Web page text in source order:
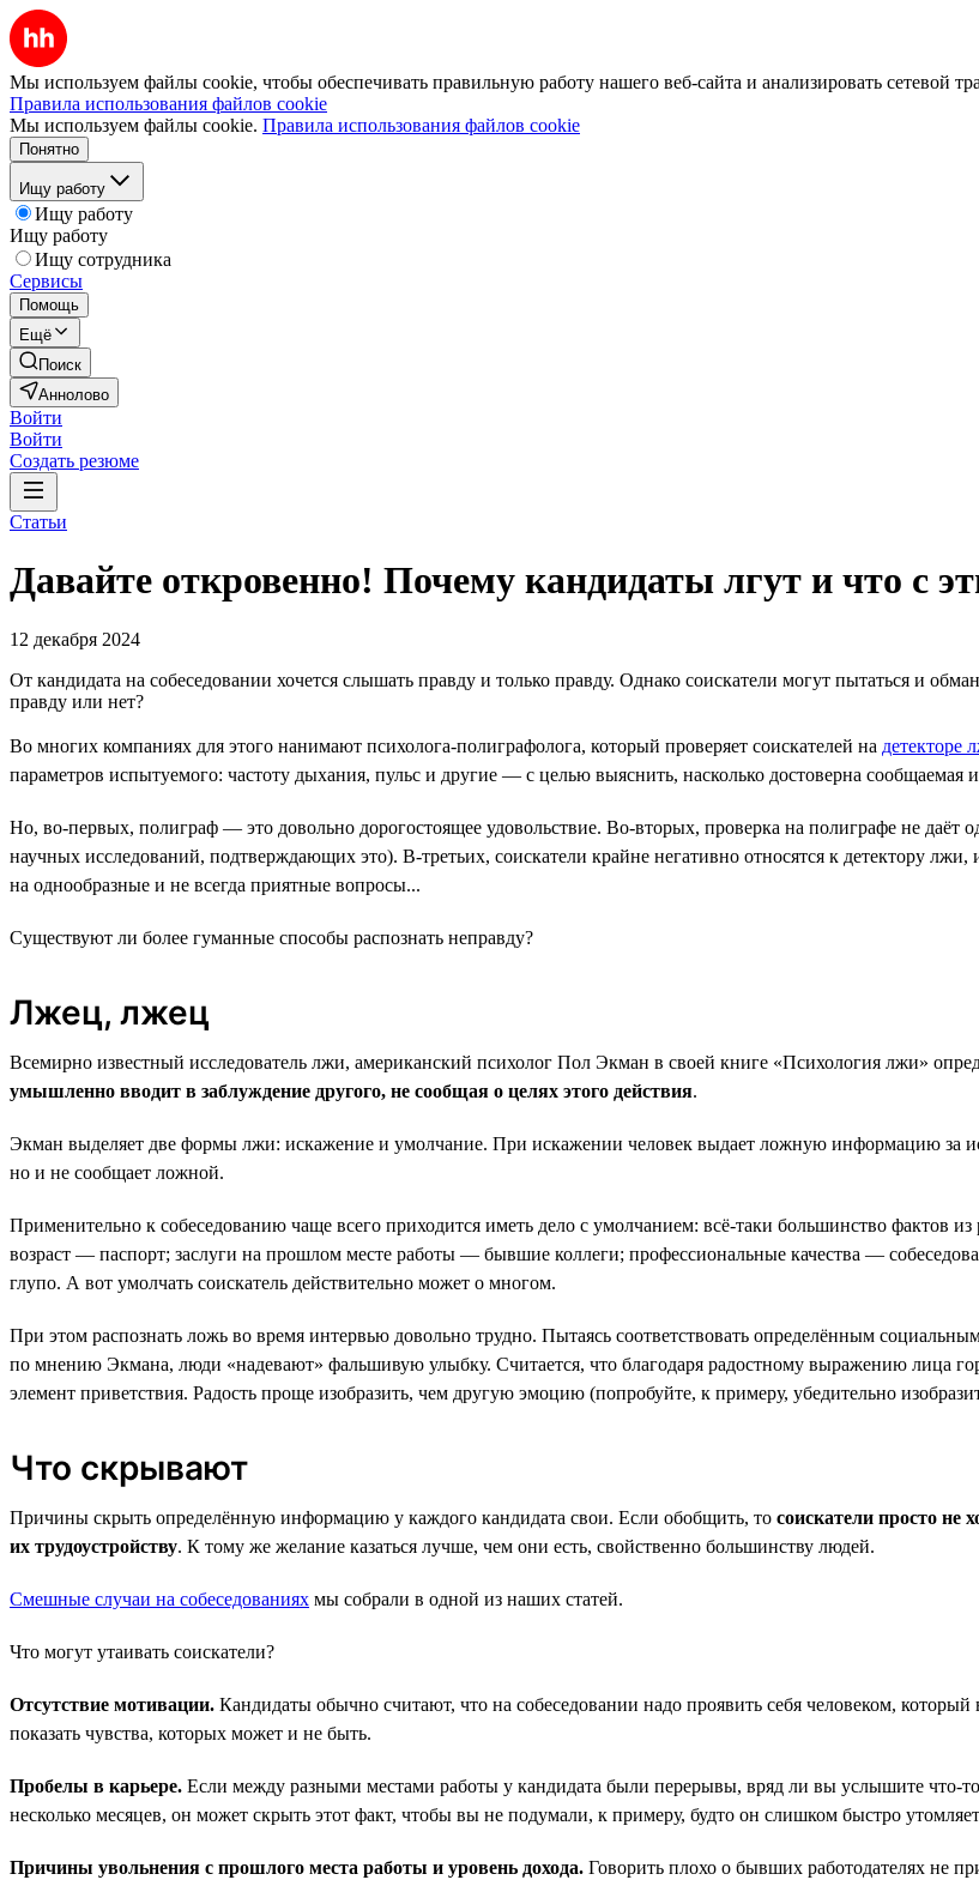
Мы используем файлы cookie, чтобы обеспечивать правильную работу нашего веб-сайта и анализировать сетевой
Правила использования файлов cookie
Мы используем файлы cookie. Правила использования файлов cookie
Понятно
Ищу работу
Ищу работу
Ищу работу
Ищу сотрудника
Сервисы
Помощь
Ещё
Поиск
Аннолово
Войти
Войти
Создать резюме
Статьи
Давайте откровенно! Почему кандидаты лгут и что с
12 декабря 2024
От кандидата на собеседовании хочется слышать правду и только правду. Однако соискатели могут пытаться и
правду или нет?
Во многих компаниях для этого нанимают психолога-полиграфолога, который проверяет соискателей на детекторе
параметров испытуемого: частоту дыхания, пульс и другие — с целью выяснить, насколько достоверна сообщаемая
Но, во-первых, полиграф — это довольно дорогостоящее удовольствие. Во-вторых, проверка на полиграфе не даёт
научных исследований, подтверждающих это). В-третьих, соискатели крайне негативно относятся к детектору
на однообразные и не всегда приятные вопросы...
Существуют ли более гуманные способы распознать неправду?
Лжец, лжец
Всемирно известный исследователь лжи, американский психолог Пол Экман в своей книге «Психология лжи»
умышленно вводит в заблуждение другого, не сообщая о целях этого действия.
Экман выделяет две формы лжи: искажение и умолчание. При искажении человек выдает ложную информацию
но и не сообщает ложной.
Применительно к собеседованию чаще всего приходится иметь дело с умолчанием: всё-таки большинство фактов
возраст — паспорт; заслуги на прошлом месте работы — бывшие коллеги; профессиональные качества —
глупо. А вот умолчать соискатель действительно может о многом.
При этом распознать ложь во время интервью довольно трудно. Пытаясь соответствовать определённым
по мнению Экмана, люди «надевают» фальшивую улыбку. Считается, что благодаря радостному выражению лица
элемент приветствия. Радость проще изобразить, чем другую эмоцию (попробуйте, к примеру, убедительно
Что скрывают
Причины скрыть определённую информацию у каждого кандидата свои. Если обобщить, то соискатели просто не
их трудоустройству. К тому же желание казаться лучше, чем они есть, свойственно большинству людей.
Смешные случаи на собеседованиях мы собрали в одной из наших статей.
Что могут утаивать соискатели?
Отсутствие мотивации. Кандидаты обычно считают, что на собеседовании надо проявить себя человеком,
показать чувства, которых может и не быть.
Пробелы в карьере. Если между разными местами работы у кандидата были перерывы, вряд ли вы услышите что-
несколько месяцев, он может скрыть этот факт, чтобы вы не подумали, к примеру, будто он слишком быстро
Причины увольнения с прошлого места работы и уровень дохода. Говорить плохо о бывших работодателях не